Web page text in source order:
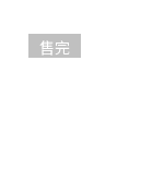
售完